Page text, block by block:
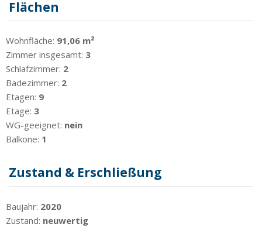
Flächen
Wohnfläche: 91,06 m²
Zimmer insgesamt: 3
Schlafzimmer: 2
Badezimmer: 2
Etagen: 9
Etage: 3
WG-geeignet: nein
Balkone: 1
Zustand & Erschließung
Baujahr: 2020
Zustand: neuwertig